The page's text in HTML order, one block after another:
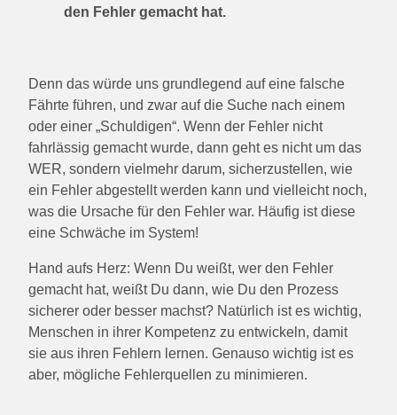
den Fehler gemacht hat.
Denn das würde uns grundlegend auf eine falsche
Fährte führen, und zwar auf die Suche nach einem
oder einer „Schuldigen“. Wenn der Fehler nicht
fahrlässig gemacht wurde, dann geht es nicht um das
WER, sondern vielmehr darum, sicherzustellen, wie
ein Fehler abgestellt werden kann und vielleicht noch,
was die Ursache für den Fehler war. Häufig ist diese
eine Schwäche im System!
Hand aufs Herz: Wenn Du weißt, wer den Fehler
gemacht hat, weißt Du dann, wie Du den Prozess
sicherer oder besser machst? Natürlich ist es wichtig,
Menschen in ihrer Kompetenz zu entwickeln, damit
sie aus ihren Fehlern lernen. Genauso wichtig ist es
aber, mögliche Fehlerquellen zu minimieren.